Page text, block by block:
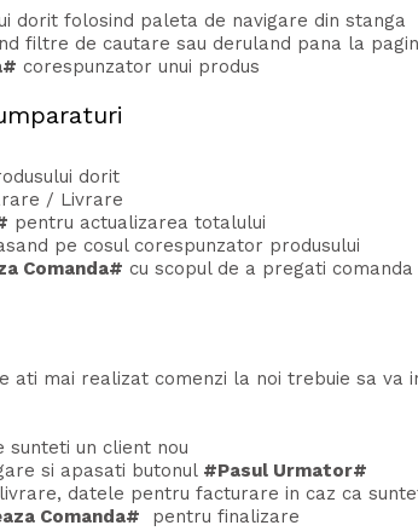
dorit folosind paleta de navigare din stanga
filtre de cautare sau deruland pana la
corespunzator unui produs
dorit
/ Livrare
pentru actualizarea totalului
pe cosul corespunzator produsului
Comanda# cu scopul de a pregati
ati mai realizat comenzi la noi trebuie sa
sunteti un client nou
si apasati butonul #Pasul Urmator#
datele pentru facturare in caz ca
Comanda# pentru finalizare